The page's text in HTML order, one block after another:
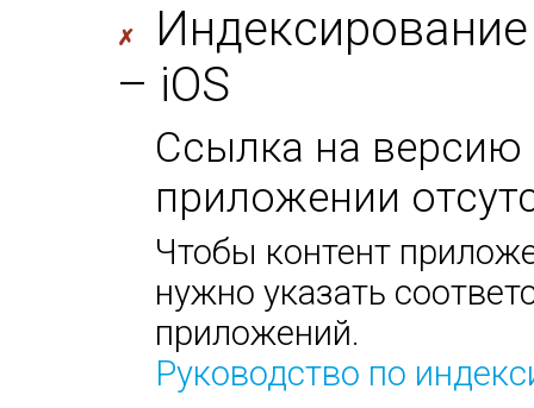
✗
– iOS
Ссылка на версию
приложении
Чтобы контент
нужно указать
приложений.
Руководство по